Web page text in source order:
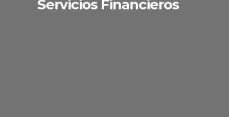
Servicios Financieros